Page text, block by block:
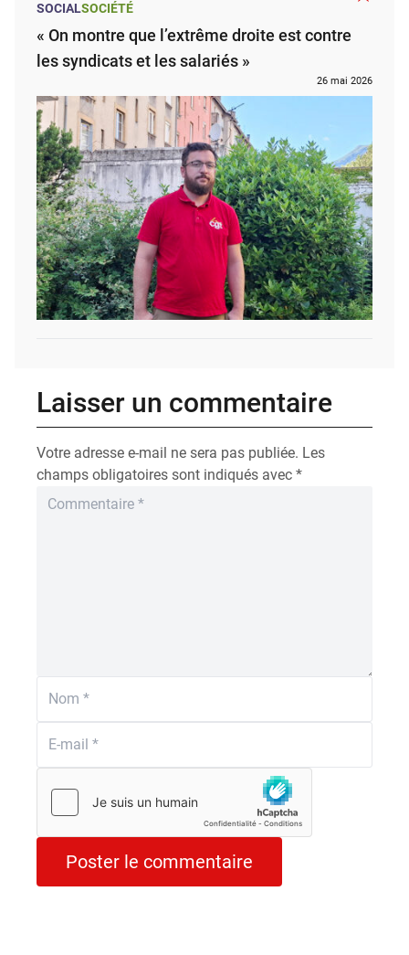
SOCIALSOCIÉTÉ
« On montre que l’extrême droite est contre
les syndicats et les salariés »
26 mai 2026
Laisser un commentaire
Votre adresse e-mail ne sera pas publiée. Les
champs obligatoires sont indiqués avec *